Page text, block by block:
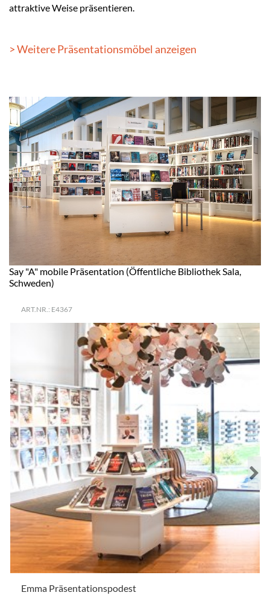
attraktive Weise präsentieren.
> Weitere Präsentationsmöbel anzeigen
Say "A" mobile Präsentation (Öffentliche Bibliothek Sala,
Schweden)
ART.NR.: E4367
Emma Präsentationspodest